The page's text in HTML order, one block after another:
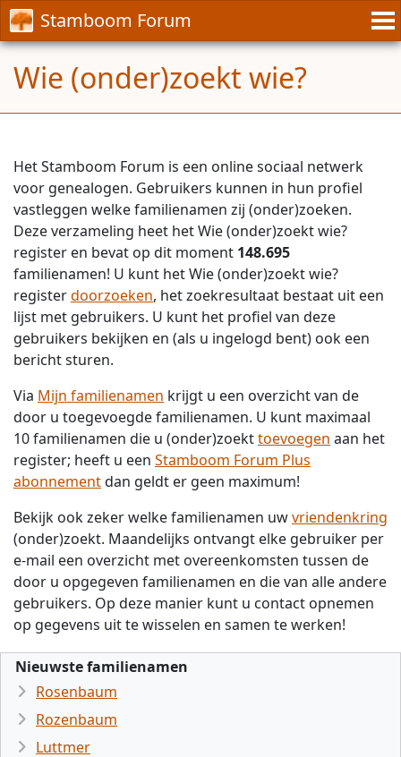
Stamboom Forum
Wie (onder)zoekt wie?
Het Stamboom Forum is een online sociaal netwerk
voor genealogen. Gebruikers kunnen in hun profiel
vastleggen welke familienamen zij (onder)zoeken.
Deze verzameling heet het Wie (onder)zoekt wie?
register en bevat op dit moment 148.695
familienamen! U kunt het Wie (onder)zoekt wie?
registerdoorzoeken, het zoekresultaat bestaat uit een
lijst met gebruikers. U kunt het profiel van deze
gebruikers bekijken en (als u ingelogd bent) ook een
bericht sturen.
Via Mijn familienamen krijgt u een overzicht van de
door u toegevoegde familienamen. U kunt maximaal
10 familienamen die u (onder)zoekttoevoegen aan het
register; heeft u een Stamboom Forum Plus
abonnementdan geldt er geen maximum!
Bekijk ook zeker welke familienamen uwvriendenkring
(onder)zoekt. Maandelijks ontvangt elke gebruiker per
e-mail een overzicht met overeenkomsten tussen de
door u opgegeven familienamen en die van alle andere
gebruikers. Op deze manier kunt u contact opnemen
op gegevens uit te wisselen en samen te werken!
Nieuwste familienamen
Rosenbaum
Rozenbaum
Luttmer